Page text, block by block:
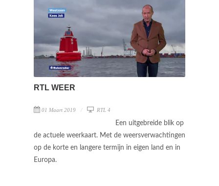
RTL WEER
01 Maart 2019 RTL 4
Een uitgebreide blik op
de actuele weerkaart. Met de weersverwachtingen
op de korte en langere termijn in eigen land en in
Europa.